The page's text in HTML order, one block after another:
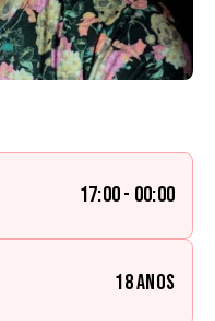
17:00 - 00:00
18 anos